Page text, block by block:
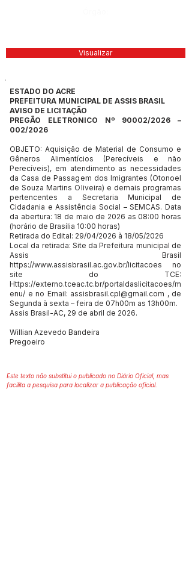
Visualizar
ESTADO DO ACRE
PREFEITURA MUNICIPAL DE ASSIS BRASIL
AVISO DE LICITAÇÃO
PREGÃO ELETRONICO Nº 90002/2026 –
002/2026
OBJETO: Aquisição de Material de Consumo e
Gêneros Alimentícios (Perecíveis e não
Perecíveis), em atendimento as necessidades
da Casa de Passagem dos Imigrantes (Otonoel
de Souza Martins Oliveira) e demais programas
pertencentes a Secretaria Municipal de
Cidadania e Assistência Social – SEMCAS. Data
da abertura: 18 de maio de 2026 as 08:00 horas
(horário de Brasília 10:00 horas)
Retirada do Edital: 29/04/2026 à 18/05/2026
Local da retirada: Site da Prefeitura municipal de
Assis Brasil
https://www.assisbrasil.ac.gov.br/licitacoes no
site do TCE:
Https://externo.tceac.tc.br/portaldaslicitacoes/m
enu/ e no Email: assisbrasil.cpl@gmail.com , de
Segunda à sexta – feira de 07h00m as 13h00m.
Assis Brasil-AC, 29 de abril de 2026.
Willian Azevedo Bandeira
Pregoeiro
Este texto não substitui o publicado no Diário Oficial, mas
facilita a pesquisa para localizar a publicação oficial.